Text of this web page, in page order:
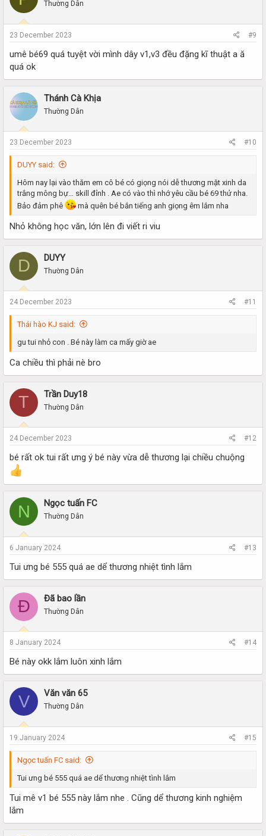
Thường Dân
23 December 2023 #9
umê bé69 quá tuyệt vời mình dây v1,v3 đều đặng kĩ thuật a ă
quá ok
Thánh Cà Khịa
Thường Dân
23 December 2023 #10
DUYY said:
Hôm nay lại vào thăm em cô bé có giọng nói dễ thương mặt xinh da
trắng mông bự… skill đỉnh . Ae có vào thì nhớ yêu cầu bé 69 thử nha.
Bảo đảm phê
mà quên bé bắn tiếng anh giọng êm lắm nha
Nhỏ không học văn, lớn lên đi viết ri viu
D DUYY
Thường Dân
24 December 2023 #11
Thái hào KJ said:
gu tui nhỏ con . Bé này làm ca mấy giờ ae
Ca chiều thì phải nè bro
T Trần Duy18
Thường Dân
24 December 2023 #12
bé rất ok tui rất ưng ý bé này vừa dễ thương lại chiều chuộng
N Ngọc tuấn FC
Thường Dân
6 January 2024 #13
Tui ưng bé 555 quá ae dể thương nhiệt tình lắm
Đ Đã bao lần
Thường Dân
8 January 2024 #14
Bé này okk lắm luôn xinh lắm
V Văn văn 65
Thường Dân
19 January 2024 #15
Ngọc tuấn FC said:
Tui ưng bé 555 quá ae dể thương nhiệt tình lắm
Tui mê v1 bé 555 này lắm nhe . Cũng dể thương kinh nghiệm
lắm